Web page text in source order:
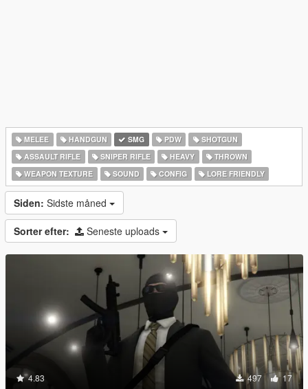
MELEE HANDGUN SMG PDW
SHOTGUN
ASSAULT RIFLE
SNIPER RIFLE HEAVY
THROWN
WEAPON TEXTURE
SOUND CONFIG LORE FRIENDLY
Siden: Sidste måned
Sorter efter: Seneste uploads
4.83 497 17